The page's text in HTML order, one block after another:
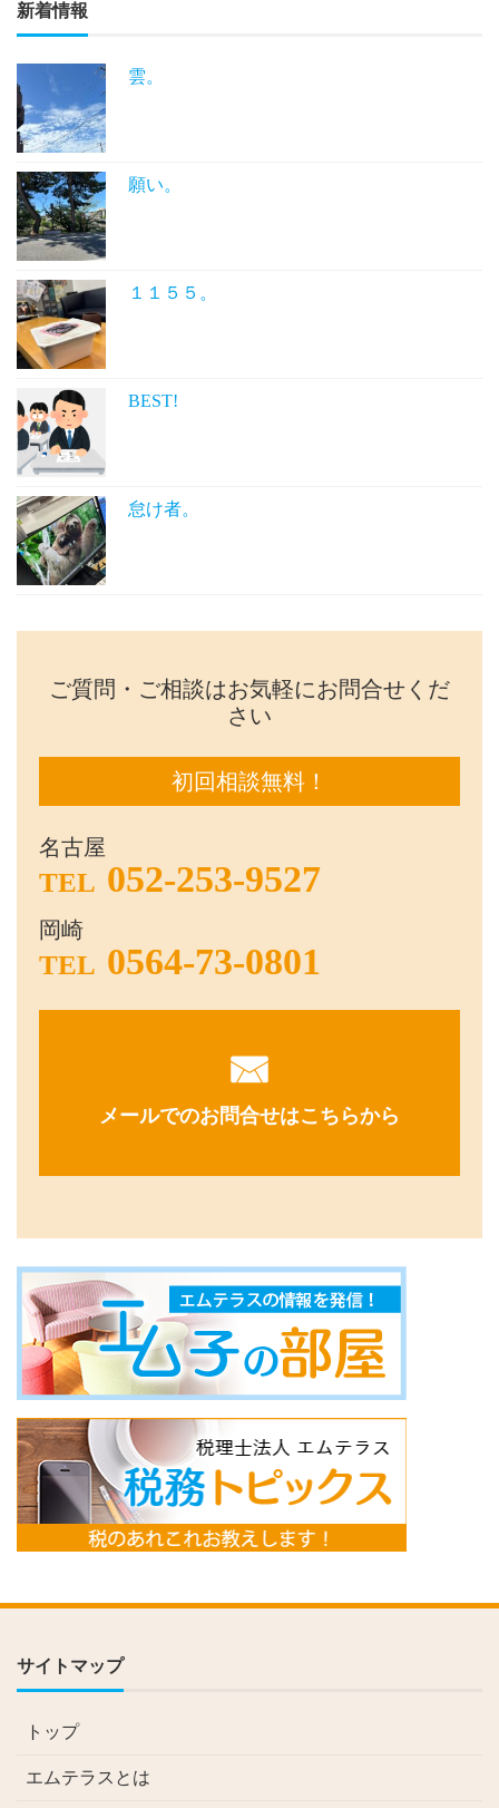
新着情報
雲。
願い。
１１５５。
BEST!
怠け者。
ご質問・ご相談はお気軽にお問合せくだ
さい
初回相談無料！
名古屋
TEL 052-253-9527
岡崎
TEL 0564-73-0801
メールでのお問合せはこちらから
サイトマップ
トップ
エムテラスとは